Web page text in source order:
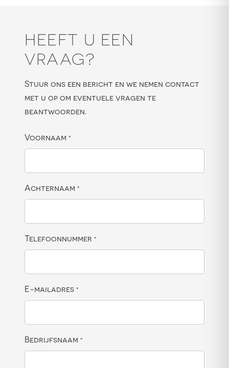
HEEFT U EEN
VRAAG?
Stuur ons een bericht en we nemen contact
met u op om eventuele vragen te
beantwoorden.
Voornaam *
Achternaam *
Telefoonnummer *
E-mailadres *
Bedrijfsnaam *